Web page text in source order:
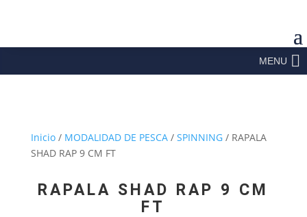
MENU
Inicio/ MODALIDAD DE PESCA/ SPINNING/ RAPALA
SHAD RAP 9 CM FT
RAPALA SHAD RAP 9 CM
FT